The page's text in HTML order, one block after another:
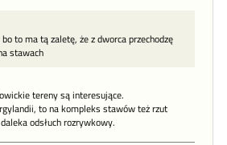
to ma tą zaletę, że z dworca przechodzę
stawach
tereny są interesujące.
to na kompleks stawów też rzut
odsłuch rozrywkowy.